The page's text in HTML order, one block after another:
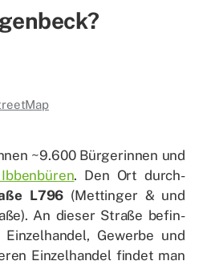
~9.600 Bür­ge­rin­nen und
. Den Ort durch­
L796 (Mett­in­ger & und
An die­ser Stra­ße be­fin­
Ge­wer­be und
Ein­zel­han­del fin­det man